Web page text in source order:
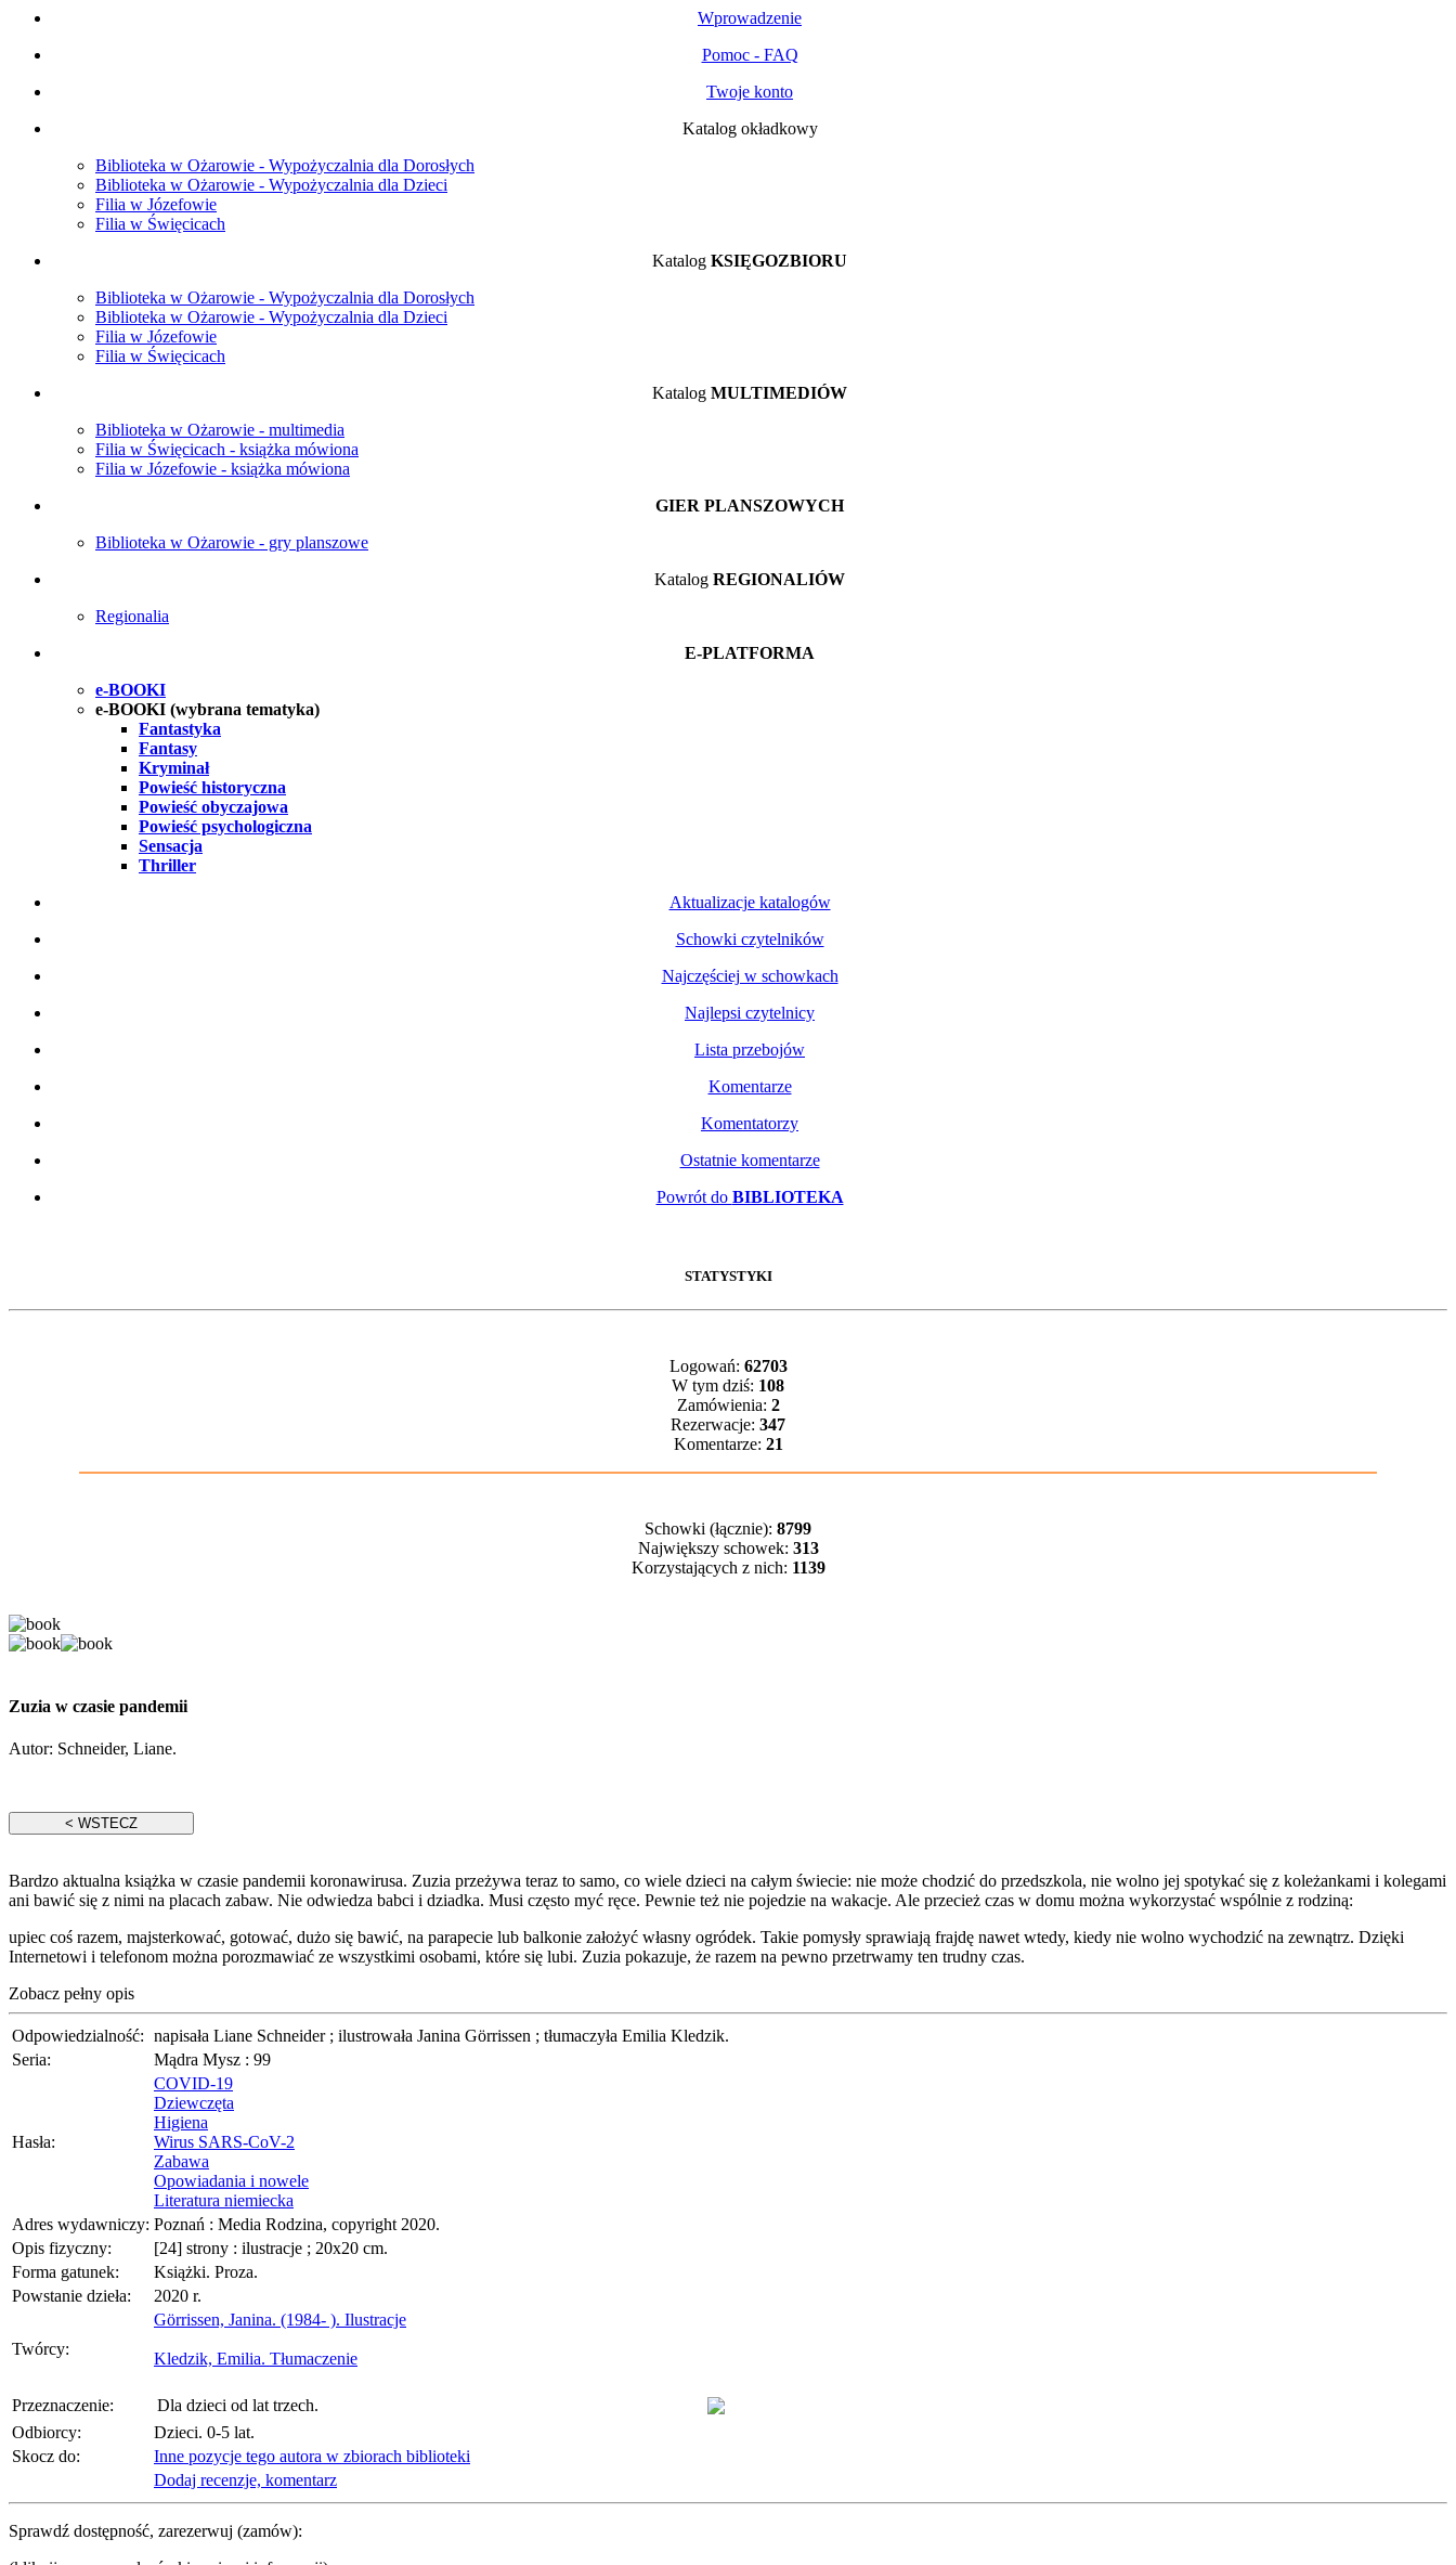
Wprowadzenie
Pomoc - FAQ
Twoje konto
Katalog okładkowy
Biblioteka w Ożarowie - Wypożyczalnia dla Dorosłych
Biblioteka w Ożarowie - Wypożyczalnia dla Dzieci
Filia w Józefowie
Filia w Święcicach
Katalog KSIĘGOZBIORU
Biblioteka w Ożarowie - Wypożyczalnia dla Dorosłych
Biblioteka w Ożarowie - Wypożyczalnia dla Dzieci
Filia w Józefowie
Filia w Święcicach
Katalog MULTIMEDIÓW
Biblioteka w Ożarowie - multimedia
Filia w Święcicach - książka mówiona
Filia w Józefowie - książka mówiona
GIER PLANSZOWYCH
Biblioteka w Ożarowie - gry planszowe
Katalog REGIONALIÓW
Regionalia
E-PLATFORMA
e-BOOKI
e-BOOKI (wybrana tematyka)
Fantastyka
Fantasy
Kryminał
Powieść historyczna
Powieść obyczajowa
Powieść psychologiczna
Sensacja
Thriller
Aktualizacje katalogów
Schowki czytelników
Najczęściej w schowkach
Najlepsi czytelnicy
Lista przebojów
Komentarze
Komentatorzy
Ostatnie komentarze
Powrót do BIBLIOTEKA
STATYSTYKI
Logowań: 62703
W tym dziś: 108
Zamówienia: 2
Rezerwacje: 347
Komentarze: 21
Schowki (łącznie): 8799
Największy schowek: 313
Korzystających z nich: 1139
Zuzia w czasie pandemii
Autor: Schneider, Liane.
Bardzo aktualna książka w czasie pandemii koronawirusa. Zuzia przeżywa teraz to samo, co wiele dzieci na całym świecie: nie może chodzić do przedszkola, nie wolno jej spotykać się z koleżankami i kolegami
ani bawić się z nimi na placach zabaw. Nie odwiedza babci i dziadka. Musi często myć ręce. Pewnie też nie pojedzie na wakacje. Ale przecież czas w domu można wykorzystać wspólnie z rodziną:
upiec coś razem, majsterkować, gotować, dużo się bawić, na parapecie lub balkonie założyć własny ogródek. Takie pomysły sprawiają frajdę nawet wtedy, kiedy nie wolno wychodzić na zewnątrz. Dzięki
Internetowi i telefonom można porozmawiać ze wszystkimi osobami, które się lubi. Zuzia pokazuje, że razem na pewno przetrwamy ten trudny czas.
Zobacz pełny opis
Odpowiedzialność: napisała Liane Schneider ; ilustrowała Janina Görrissen ; tłumaczyła Emilia Kledzik.
Seria:
Mądra Mysz : 99
Hasła:
COVID-19
Dziewczęta
Higiena
Wirus SARS-CoV-2
Zabawa
Opowiadania i nowele
Literatura niemiecka
Adres wydawniczy: Poznań : Media Rodzina, copyright 2020.
Opis fizyczny:
[24] strony : ilustracje ; 20x20 cm.
Forma gatunek:
Książki. Proza.
Powstanie dzieła:
2020 r.
Twórcy:
Görrissen, Janina. (1984- ). Ilustracje
Kledzik, Emilia. Tłumaczenie
Przeznaczenie:
Dla dzieci od lat trzech.
Odbiorcy:
Dzieci. 0-5 lat.
Skocz do:
Inne pozycje tego autora w zbiorach biblioteki
Dodaj recenzje, komentarz
Sprawdź dostępność, zarezerwuj (zamów):